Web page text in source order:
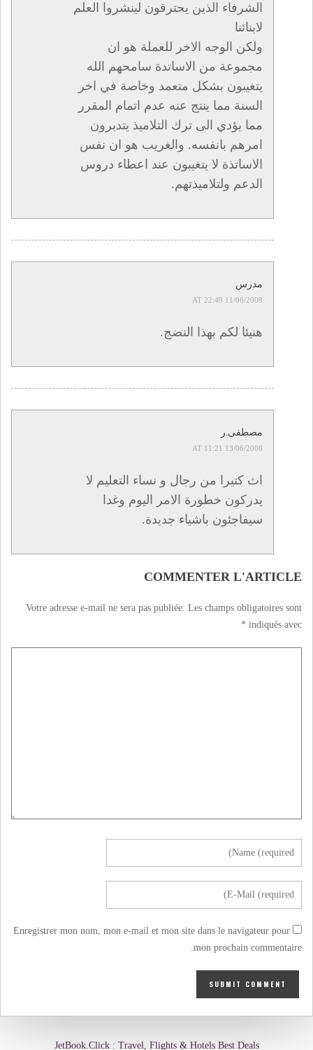
الشرفاء الذين يحترقون لينشروا العلم
لابنائنا
ولكن الوجه الاخر للعملة هو ان
مجموعة من الاساتدة سامحهم الله
يتغيبون بشكل متعمد وخاصة في اخر
السنة مما ينتج عنه عدم اتمام المقرر
مما يؤدي الى ترك التلاميذ يتدبرون
امرهم بانفسه. والغريب هو ان نفس
الاساتذة لا يتغيبون عند اعطاء دروس
الدعم ولتلاميذتهم.
مدرس
11/06/2008 AT 22:49
هنيئا لكم بهذا النضج.
مصطفى.ر
13/06/2008 AT 11:21
اث كتيرا من رجال و نساء التعليم لا
يدركون خطورة الامر اليوم وغدا
سيفاجئون باشياء جديدة.
COMMENTER L'ARTICLE
Votre adresse e-mail ne sera pas publiée. Les champs obligatoires sont
indiqués avec
*
Enregistrer mon nom, mon e-mail et mon site dans le navigateur pour
mon prochain commentaire.
JetBook.Click : Travel, Flights & Hotels Best Deals